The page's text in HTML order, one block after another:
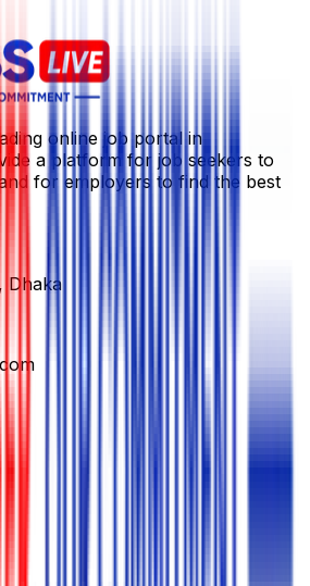
online job portal in
a platform for job seekers to
for employers to find the best
Dhaka